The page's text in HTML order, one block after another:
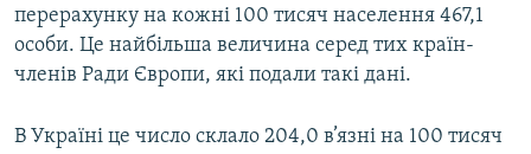
перерахунку на кожні 100 тисяч населення 467,1
особи. Це найбільша величина серед тих країн-
членів Ради Європи, які подали такі дані.
В Україні це число склало 204,0 в’язні на 100 тисяч